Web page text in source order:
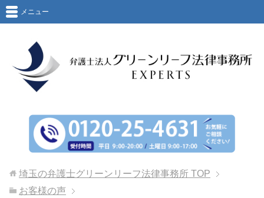
メニュー
埼玉の弁護士グリーンリーフ法律事務所 TOP
お客様の声